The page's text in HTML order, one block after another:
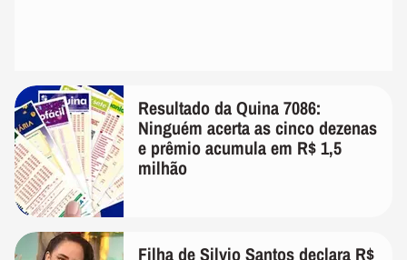
Resultado da Quina 7086:
Ninguém acerta as cinco dezenas
e prêmio acumula em R$ 1,5
milhão
Filha de Silvio Santos declara R$